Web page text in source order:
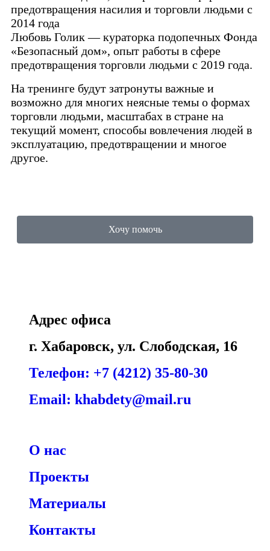
предотвращения насилия и торговли людьми с
2014 года
Любовь Голик — кураторка подопечных Фонда
«Безопасный дом», опыт работы в сфере
предотвращения торговли людьми с 2019 года.
На тренинге будут затронуты важные и
возможно для многих неясные темы о формах
торговли людьми, масштабах в стране на
текущий момент, способы вовлечения людей в
эксплуатацию, предотвращении и многое
другое.
Хочу помочь
Адрес офиса
г. Хабаровск, ул. Слободская, 16
Телефон: +7 (4212) 35-80-30
Email: khabdety@mail.ru
О нас
Проекты
Материалы
Контакты